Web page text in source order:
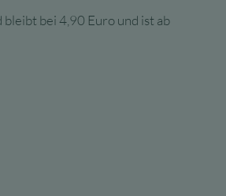
bei 4,90 Euro und ist ab